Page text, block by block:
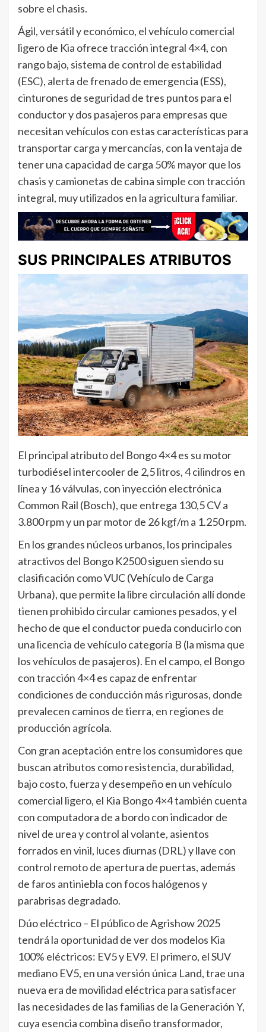
sobre el chasis.
Ágil, versátil y económico, el vehículo comercial
ligero de Kia ofrece tracción integral 4×4, con
rango bajo, sistema de control de estabilidad
(ESC), alerta de frenado de emergencia (ESS),
cinturones de seguridad de tres puntos para el
conductor y dos pasajeros para empresas que
necesitan vehículos con estas características para
transportar carga y mercancías, con la ventaja de
tener una capacidad de carga 50% mayor que los
chasis y camionetas de cabina simple con tracción
integral, muy utilizados en la agricultura familiar.
SUS PRINCIPALES ATRIBUTOS
El principal atributo del Bongo 4×4 es su motor
turbodiésel intercooler de 2,5 litros, 4 cilindros en
línea y 16 válvulas, con inyección electrónica
Common Rail (Bosch), que entrega 130,5 CV a
3.800 rpm y un par motor de 26 kgf/m a 1.250 rpm.
En los grandes núcleos urbanos, los principales
atractivos del Bongo K2500 siguen siendo su
clasificación como VUC (Vehículo de Carga
Urbana), que permite la libre circulación allí donde
tienen prohibido circular camiones pesados, y el
hecho de que el conductor pueda conducirlo con
una licencia de vehículo categoría B (la misma que
los vehículos de pasajeros). En el campo, el Bongo
con tracción 4×4 es capaz de enfrentar
condiciones de conducción más rigurosas, donde
prevalecen caminos de tierra, en regiones de
producción agrícola.
Con gran aceptación entre los consumidores que
buscan atributos como resistencia, durabilidad,
bajo costo, fuerza y desempeño en un vehículo
comercial ligero, el Kia Bongo 4×4 también cuenta
con computadora de a bordo con indicador de
nivel de urea y control al volante, asientos
forrados en vinil, luces diurnas (DRL) y llave con
control remoto de apertura de puertas, además
de faros antiniebla con focos halógenos y
parabrisas degradado.
Dúo eléctrico – El público de Agrishow 2025
tendrá la oportunidad de ver dos modelos Kia
100% eléctricos: EV5 y EV9. El primero, el SUV
mediano EV5, en una versión única Land, trae una
nueva era de movilidad eléctrica para satisfacer
las necesidades de las familias de la Generación Y,
cuya esencia combina diseño transformador,